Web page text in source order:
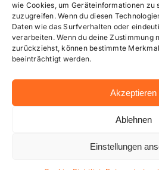
wie Cookies, um Geräteinformationen zu
zuzugreifen. Wenn du diesen
Daten wie das Surfverhalten oder
verarbeiten. Wenn du deine Zustimmung
zurückziehst, können bestimmte
beeinträchtigt werden.
Akzeptieren
Ablehnen
Einstellungen
Cookie-Richtlinie (EU)
Mediendaten
© 2026 - Wiesbadenaktuell